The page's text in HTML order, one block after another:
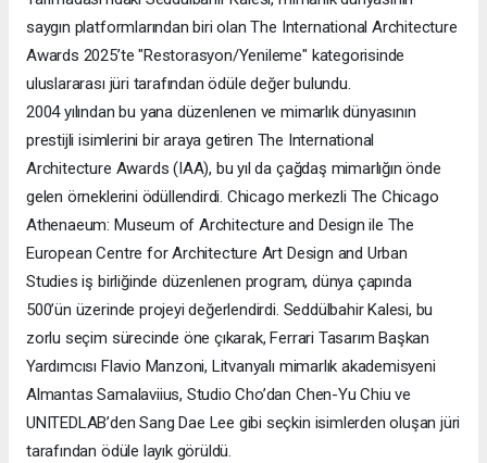
saygın platformlarından biri olan The International Architecture
Awards 2025’te "Restorasyon/Yenileme" kategorisinde
uluslararası jüri tarafından ödüle değer bulundu.
2004 yılından bu yana düzenlenen ve mimarlık dünyasının
prestijli isimlerini bir araya getiren The International
Architecture Awards (IAA), bu yıl da çağdaş mimarlığın önde
gelen örneklerini ödüllendirdi. Chicago merkezli The Chicago
Athenaeum: Museum of Architecture and Design ile The
European Centre for Architecture Art Design and Urban
Studies iş birliğinde düzenlenen program, dünya çapında
500’ün üzerinde projeyi değerlendirdi. Seddülbahir Kalesi, bu
zorlu seçim sürecinde öne çıkarak, Ferrari Tasarım Başkan
Yardımcısı Flavio Manzoni, Litvanyalı mimarlık akademisyeni
Almantas Samalaviius, Studio Cho’dan Chen-Yu Chiu ve
UNITEDLAB’den Sang Dae Lee gibi seçkin isimlerden oluşan jüri
tarafından ödüle layık görüldü.